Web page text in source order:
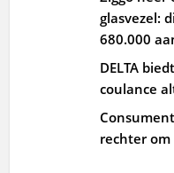
glasvezel:
680.000
DELTA
coulance
rechter om